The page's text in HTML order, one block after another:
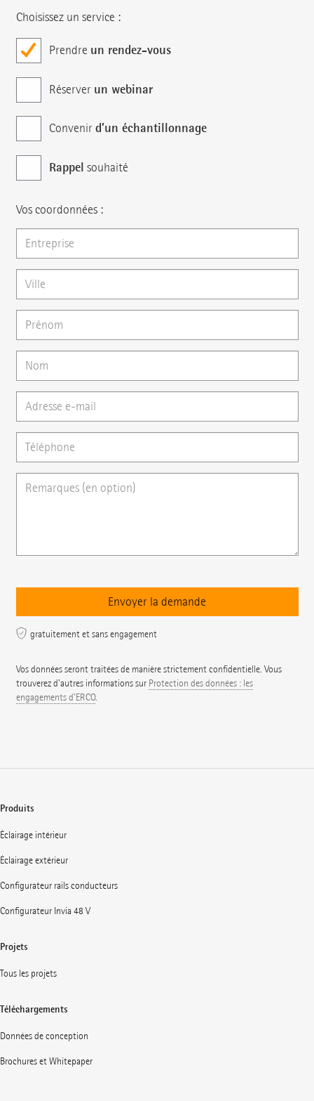
Choisissez un service :
Prendre un rendez-vous
Réserver un webinar
Convenird’un échantillonnage
Rappel souhaité
Vos coordonnées :
gratuitement et sans engagement
Vos données seront traitées de manière strictement confidentielle. Vous
trouverez d'autres informations sur Protection des données : les
engagements d'ERCO.
Produits
Éclairage intérieur
Éclairage extérieur
Configurateur rails conducteurs
Configurateur Invia 48 V
Projets
Tous les projets
Téléchargements
Données de conception
Brochures et Whitepaper